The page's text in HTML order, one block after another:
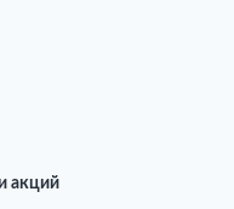
акций